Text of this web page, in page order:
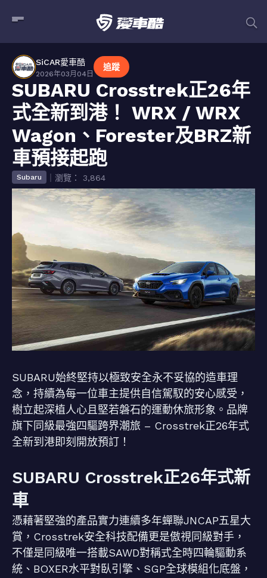
SiCAR愛車酷
2026年03月04日
追蹤
SUBARU Crosstrek正26年
式全新到港！ WRX / WRX
Wagon、Forester及BRZ新
車預接起跑
Subaru ｜瀏覽： 3,864
SUBARU始終堅持以極致安全永不妥協的造車理
念，持續為每一位車主提供自信駕馭的安心感受，
樹立起深植人心且堅若磐石的運動休旅形象。品牌
旗下同級最強四驅跨界潮旅 – Crosstrek正26年式
全新到港即刻開放預訂！
SUBARU Crosstrek正26年式新
車
憑藉著堅強的產品實力連續多年蟬聯JNCAP五星大
賞，Crosstrek安全科技配備更是傲視同級對手，
不僅是同級唯一搭載SAWD對稱式全時四輪驅動系
統、BOXER水平對臥引擎、SGP全球模組化底盤，